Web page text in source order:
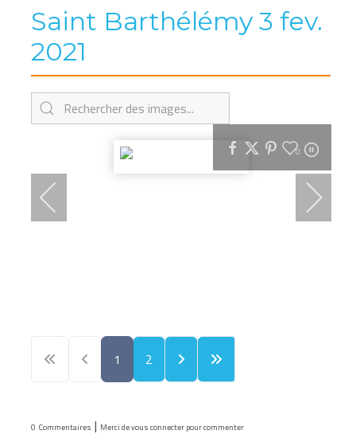
Saint Barthélémy 3 fev.
2021
0
1 2
0 Commentaires | Merci de vous connecter pour commenter